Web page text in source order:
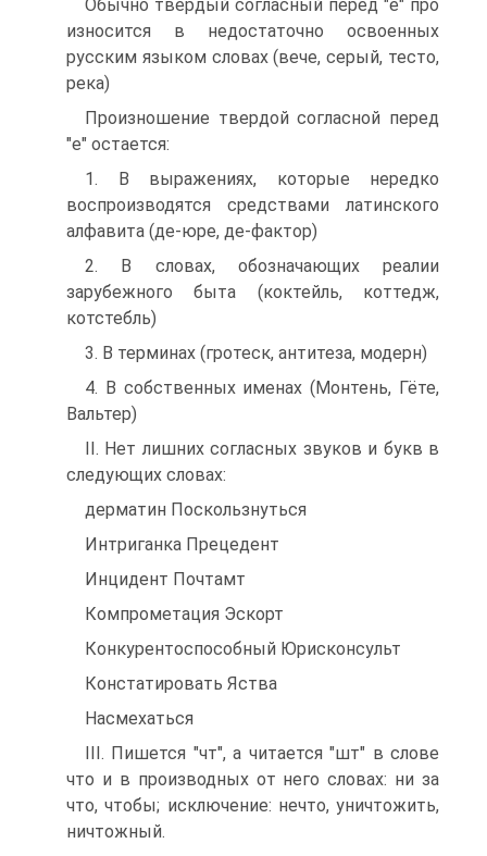
Обычно твердый согласный перед "е" про
износится в недостаточно освоенных
русским языком словах (вече, серый, тесто,
река)
Произношение твердой согласной перед
"е" остается:
1. В выражениях, которые нередко
воспроизводятся средствами латинского
алфавита (де-юре, де-фактор)
2. В словах, обозначающих реалии
зарубежного быта (коктейль, коттедж,
котстебль)
3. В терминах (гротеск, антитеза, модерн)
4. В собственных именах (Монтень, Гёте,
Вальтер)
II. Нет лишних согласных звуков и букв в
следующих словах:
дерматин Поскользнуться
Интриганка Прецедент
Инцидент Почтамт
Компрометация Эскорт
Конкурентоспособный Юрисконсульт
Констатировать Яства
Насмехаться
III. Пишется "чт", а читается "шт" в слове
что и в производных от него словах: ни за
что, чтобы; исключение: нечто, уничтожить,
ничтожный.